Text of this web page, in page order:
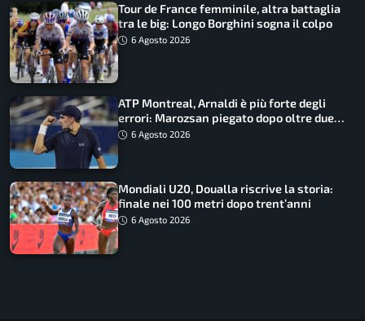
Tour de France femminile, altra battaglia
tra le big: Longo Borghini sogna il colpo
6 Agosto 2026
ATP Montreal, Arnaldi è più forte degli
errori: Marozsan piegato dopo oltre due
ore6 Agosto 2026
Mondiali U20, Doualla riscrive la storia:
finale nei 100 metri dopo trent’anni
6 Agosto 2026